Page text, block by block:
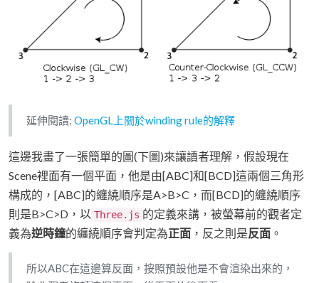
延伸閱讀: OpenGL上關於winding rule的解釋
這邊我畫了一張簡單的圖(下圖)來讓讀者理解，假設現在
Scene裡面有一個平面，他是由[ABC]和[BCD]這兩個三角形
構成的，[ABC]的纏繞順序是A>B>C，而[BCD]的纏繞順序
則是B>C>D，以 Three.js 的定義來講，被螢幕前的觀者定
義為逆時鐘的纏繞順序會判定為正面 ，反之則是反面 。
所以ABC在這邊算反面，按照預設他是不會渲染出來的，